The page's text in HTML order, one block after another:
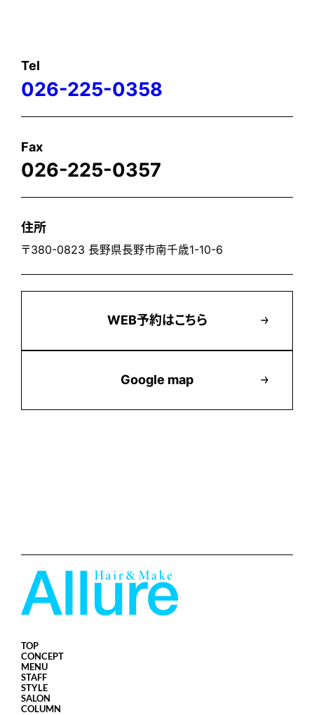
Tel
026-225-0358
Fax
026-225-0357
住所
〒380-0823 長野県長野市南千歳1-10-6
WEB予約はこちら
Google map
TOP
CONCEPT
MENU
STAFF
STYLE
SALON
COLUMN